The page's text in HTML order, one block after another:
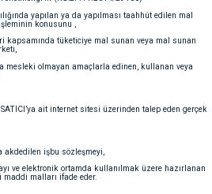
yapılan ya da yapılması taahhüt edilen mal
konusunu ,
kapsamında tüketiciye mal sunan veya mal sunan
mesleki olmayan amaçlarla edinen, kullanan veya
ait internet sitesi üzerinden talep eden gerçek
akdedilen işbu sözleşmeyi,
ve elektronik ortamda kullanılmak üzere hazırlanan
maddi malları ifade eder.